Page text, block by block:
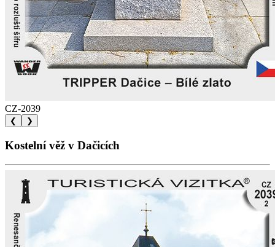
CZ-2039
❮ ❯
Kostelní věž v Dačicích